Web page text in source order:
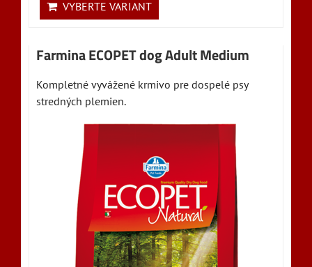
VYBERTE VARIANT
Farmina ECOPET dog Adult Medium
Kompletné vyvážené krmivo pre dospelé psy
stredných plemien.